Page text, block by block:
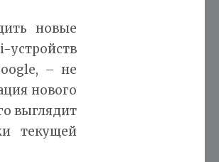
новые
– не
нового
выглядит
текущей